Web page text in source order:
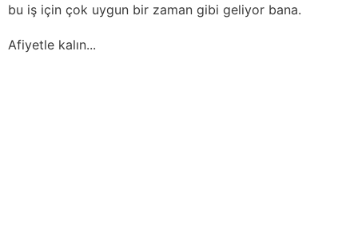
bu iş için çok uygun bir zaman gibi geliyor bana.
Afiyetle kalın...